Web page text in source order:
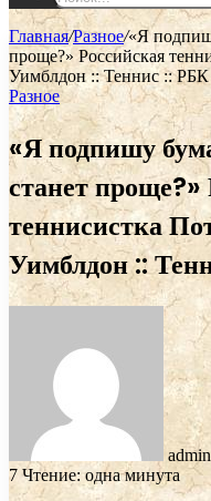
Главная/Разное/«Я
проще?» Российская
Уимблдон :: Теннис ::
Разное
«Я подпишу
станет проще?»
теннисистка
Уимблдон ::
admin
7 Чтение: одна минута